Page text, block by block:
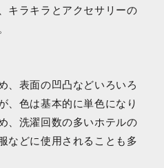
キラキラとアクセサリーの
、表面の凹凸などいろいろ
、色は基本的に単色になり
、洗濯回数の多いホテルの
などに使用されることも多